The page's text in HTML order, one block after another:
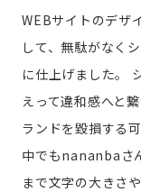
WEBサイトのデザ
して、無駄がなく
に仕上げました。
えって違和感へと
ランドを毀損する
中でもnananbaさ
まで文字の大きさ